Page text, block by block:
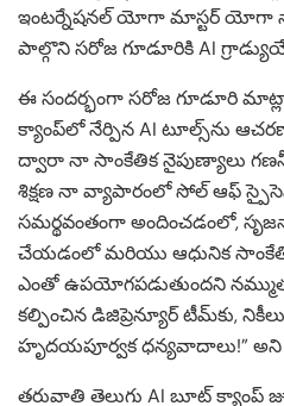
ఇంటర్నేషనల్ యోగా మాస్టర్ యోగా
పాల్గొని సరోజ గూడూరికి AI
ఈ సందర్భంగా సరోజ గూడూరి
క్యాంప్‌లో నేర్పిన AI టూల్స్‌ను
ద్వారా నా సాంకేతిక నైపుణ్యాలు
శిక్షణ నా వ్యాపారంలో సోల్ ఆఫ్
సమర్థవంతంగా అందించడంలో,
చేయడంలో మరియు ఆధునిక
ఎంతో ఉపయోగపడుతుందని
కల్పించిన డిజిప్రెన్యూర్ టీమ్‌కు,
హృదయపూర్వక ధన్యవాదాలు!”
తరువాతి తెలుగు AI బూట్ క్యాంప్